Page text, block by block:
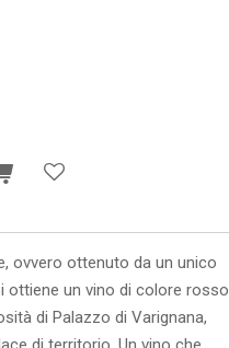
ovvero ottenuto da un unico
ottiene un vino di colore rosso
di Palazzo di Varignana,